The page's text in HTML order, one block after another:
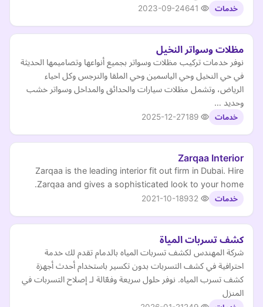
خدمات 2023-09-24
مظلات وسواتر النخيل
نوفر خدمات تركيب مظلات وسواتر بجميع أنواعها وتصاميمها الحديثة
في حي النخيل وحي الياسمين وحي الملقا والنرجس وكل احياء
الرياض، وتشمل مظلات سيارات والحدائق والمداخل وسواتر خشب
وحديد …
خدمات 2025-12-27
Zarqaa Interior
Zarqaa is the leading interior fit out firm in Dubai. Hire
Zarqaa and gives a sophisticated look to your home.
خدمات 2021-10-18
كشف تسربات المياة
شركة المهندس لكشف تسربات المياه بالدمام تقدم لك خدمة
احترافية في كشف التسربات بدون تكسير باستخدام أحدث أجهزة
كشف تسرب المياه. نوفر حلول سريعة وفعّالة لـ إصلاح التسربات في
المنزل